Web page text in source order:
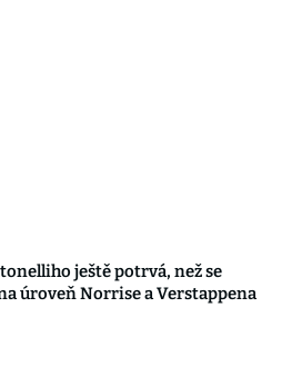
ještě potrvá, než se
úroveň Norrise a Verstappena